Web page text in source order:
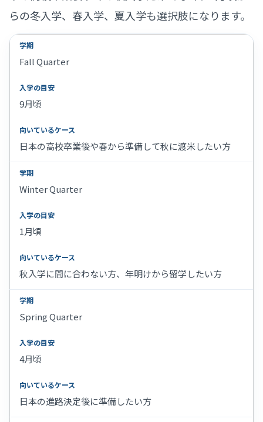
らの冬入学、春入学、夏入学も選択肢になります。
Fall Quarter
9月頃
日本の高校卒業後や春から準備して秋に渡米したい方
Winter Quarter
1月頃
秋入学に間に合わない方、年明けから留学したい方
Spring Quarter
4月頃
日本の進路決定後に準備したい方